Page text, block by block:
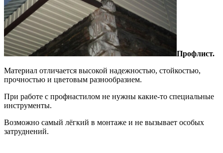
Профлист.
Материал отличается высокой надежностью, стойкостью,
прочностью и цветовым разнообразием.
При работе с профнастилом не нужны какие-то специальные
инструменты.
Возможно самый лёгкий в монтаже и не вызывает особых
затруднений.